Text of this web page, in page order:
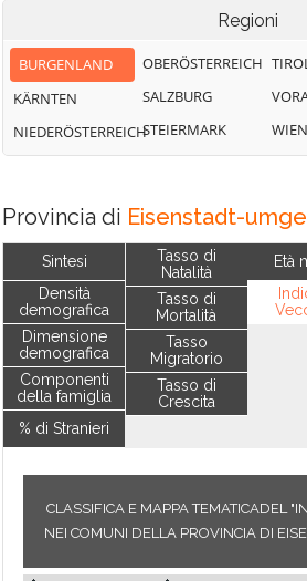
Regioni
BURGENLAND
KÄRNTEN
NIEDERÖSTERREICH
OBERÖSTERREICH
SALZBURG
STEIERMARK
WIEN
Provincia di Eisenstadt-
Sintesi
Densità
demografica
Dimensione
demografica
Componenti
della famiglia
% di Stranieri
Tasso di
Natalità
Tasso di
Mortalità
Tasso
Migratorio
Tasso di
Crescita
Età
CLASSIFICA E MAPPA TEMATICADEL
NEI COMUNI DELLA PROVINCIA DI